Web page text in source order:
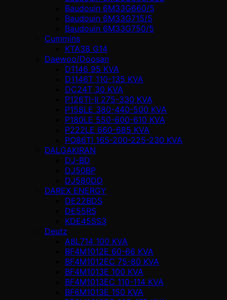
Baudouin 6M33G660/5
Baudouin 6M33G715/5
Baudouin 6M33G750/5
Cummins
KTA38 G14
Daewoo/Doosan
D1146 95 KVA
D1146T 110-135 KVA
DC24T 30 KVA
P126TI-II 275-330 KVA
P158LE 380-440-500 KVA
P180LE 550-600-610 KVA
P222LE 660-685 KVA
PO86TI 165-200-225-230 KVA
DALGAKIRAN
DJ-BD
DJ50BP
DJ580DD
DAREX ENERGY
DE22BDS
DE55RS
KDE45SS3
Deutz
A8L714 100 KVA
BF4M1012E 60-66 KVA
BF4M1012EC 75-80 KVA
BF4M1013E 100 KVA
BF4M1013EC 110-114 KVA
BF6M1013E 150 KVA